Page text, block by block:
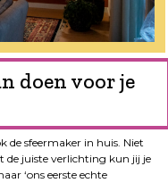
doen voor je
de sfeermaker in huis. Niet
juiste verlichting kun jij je
‘ons eerste echte